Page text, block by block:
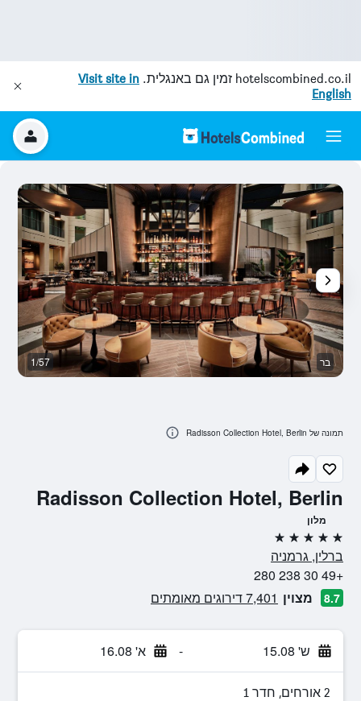
hotelscombined.co.il זמין גם באנגלית. Visit site in
English
Radisson Collection Hotel, Berlin
מלון
5 כוכבים
ברלין, גרמניה
+49 30 238 280
8.7 מצוין 7,401 דירוגים מאומתים
ש' 15.08 - א' 16.08
2 אורחים, חדר 1
בר 1/57
תמונה של Radisson Collection Hotel, Berlin